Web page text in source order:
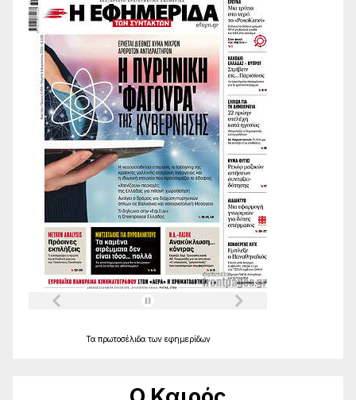
Τα πρωτοσέλιδα των εφημερίδων